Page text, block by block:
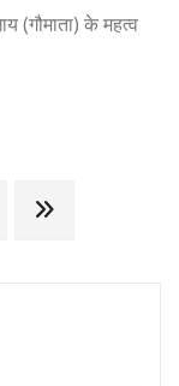
(गौमाता) के महत्व